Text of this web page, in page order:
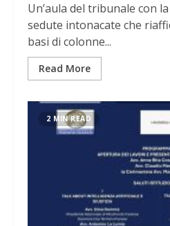
Un’aula del tribunale con
sedute intonacate che
basi di colonne...
Read More
2 MIN READ